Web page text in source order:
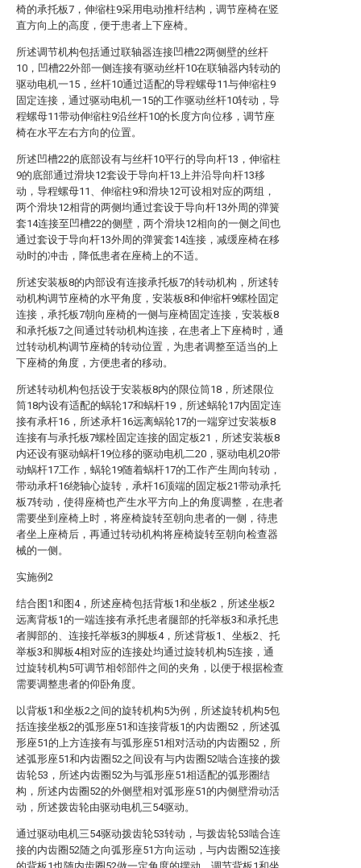
椅的承托板7，伸缩柱9采用电动推杆结构，调节座椅在竖
直方向上的高度，便于患者上下座椅。
所述调节机构包括通过联轴器连接凹槽22两侧壁的丝杆
10，凹槽22外部一侧连接有驱动丝杆10在联轴器内转动的
驱动电机一15，丝杆10通过适配的导程螺母11与伸缩柱9
固定连接，通过驱动电机一15的工作驱动丝杆10转动，导
程螺母11带动伸缩柱9沿丝杆10的长度方向位移，调节座
椅在水平左右方向的位置。
所述凹槽22的底部设有与丝杆10平行的导向杆13，伸缩柱
9的底部通过滑块12套设于导向杆13上并沿导向杆13移
动，导程螺母11、伸缩柱9和滑块12可设相对应的两组，
两个滑块12相背的两侧均通过套设于导向杆13外周的弹簧
套14连接至凹槽22的侧壁，两个滑块12相向的一侧之间也
通过套设于导向杆13外周的弹簧套14连接，减缓座椅在移
动时的冲击，降低患者在座椅上的不适。
所述安装板8的内部设有连接承托板7的转动机构，所述转
动机构调节座椅的水平角度，安装板8和伸缩杆9螺栓固定
连接，承托板7朝向座椅的一侧与座椅固定连接，安装板8
和承托板7之间通过转动机构连接，在患者上下座椅时，通
过转动机构调节座椅的转动位置，为患者调整至适当的上
下座椅的角度，方便患者的移动。
所述转动机构包括设于安装板8内的限位筒18，所述限位
筒18内设有适配的蜗轮17和蜗杆19，所述蜗轮17内固定连
接有承杆16，所述承杆16远离蜗轮17的一端穿过安装板8
连接有与承托板7螺栓固定连接的固定板21，所述安装板8
内还设有驱动蜗杆19位移的驱动电机二20，驱动电机20带
动蜗杆17工作，蜗轮19随着蜗杆17的工作产生周向转动，
带动承杆16绕轴心旋转，承杆16顶端的固定板21带动承托
板7转动，使得座椅也产生水平方向上的角度调整，在患者
需要坐到座椅上时，将座椅旋转至朝向患者的一侧，待患
者坐上座椅后，再通过转动机构将座椅旋转至朝向检查器
械的一侧。
实施例2
结合图1和图4，所述座椅包括背板1和坐板2，所述坐板2
远离背板1的一端连接有承托患者腿部的托举板3和承托患
者脚部的、连接托举板3的脚板4，所述背板1、坐板2、托
举板3和脚板4相对应的连接处均通过旋转机构5连接，通
过旋转机构5可调节相邻部件之间的夹角，以便于根据检查
需要调整患者的仰卧角度。
以背板1和坐板2之间的旋转机构5为例，所述旋转机构5包
括连接坐板2的弧形座51和连接背板1的内齿圈52，所述弧
形座51的上方连接有与弧形座51相对活动的内齿圈52，所
述弧形座51和内齿圈52之间设有与内齿圈52啮合连接的拨
齿轮53，所述内齿圈52为与弧形座51相适配的弧形圈结
构，所述内齿圈52的外侧壁相对弧形座51的内侧壁滑动活
动，所述拨齿轮由驱动电机三54驱动。
通过驱动电机三54驱动拨齿轮53转动，与拨齿轮53啮合连
接的内齿圈52随之向弧形座51方向运动，与内齿圈52连接